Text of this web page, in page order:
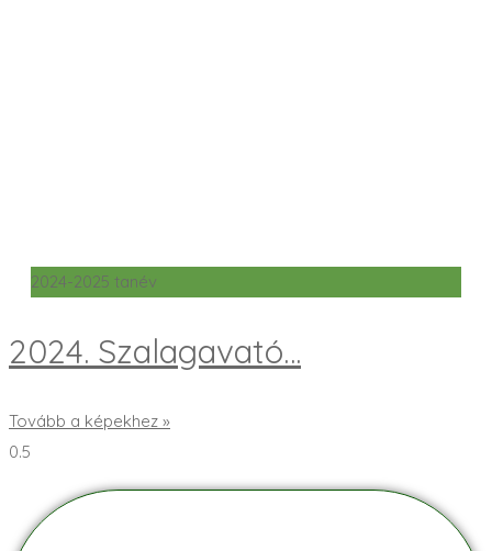
2024-2025 tanév
2024. Szalagavató…
Tovább a képekhez »